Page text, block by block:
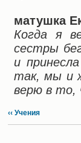
матушка
Когда я
сестры
и
так, мы и
верю в то,
‹‹ Учения